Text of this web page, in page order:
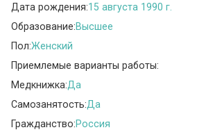
Дата рождения:15 августа 1990 г.
Образование:Высшее
Пол:Женский
Приемлемые варианты работы:
Медкнижка:Да
Самозанятость:Да
Гражданство:Россия